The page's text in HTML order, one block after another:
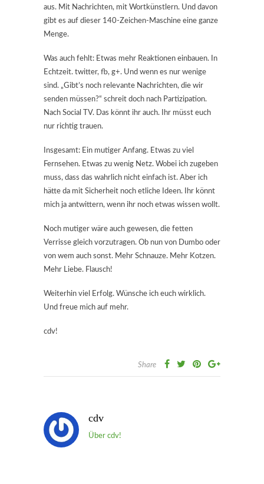
aus. Mit Nachrichten, mit Wortkünstlern. Und davon
gibt es auf dieser 140-Zeichen-Maschine eine ganze
Menge.
Was auch fehlt: Etwas mehr Reaktionen einbauen. In
Echtzeit. twitter, fb, g+. Und wenn es nur wenige
sind. „Gibt’s noch relevante Nachrichten, die wir
senden müssen?“ schreit doch nach Partizipation.
Nach Social TV. Das könnt ihr auch. Ihr müsst euch
nur richtig trauen.
Insgesamt: Ein mutiger Anfang. Etwas zu viel
Fernsehen. Etwas zu wenig Netz. Wobei ich zugeben
muss, dass das wahrlich nicht einfach ist. Aber ich
hätte da mit Sicherheit noch etliche Ideen. Ihr könnt
mich ja antwittern, wenn ihr noch etwas wissen wollt.
Noch mutiger wäre auch gewesen, die fetten
Verrisse gleich vorzutragen. Ob nun von Dumbo oder
von wem auch sonst. Mehr Schnauze. Mehr Kotzen.
Mehr Liebe. Flausch!
Weiterhin viel Erfolg. Wünsche ich euch wirklich.
Und freue mich auf mehr.
cdv!
Share
cdv
Über cdv!